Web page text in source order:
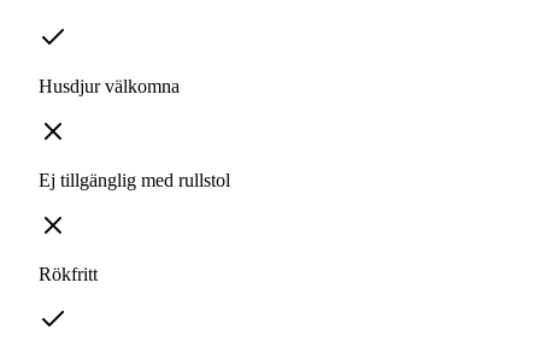
Husdjur välkomna
Ej tillgänglig med rullstol
Rökfritt